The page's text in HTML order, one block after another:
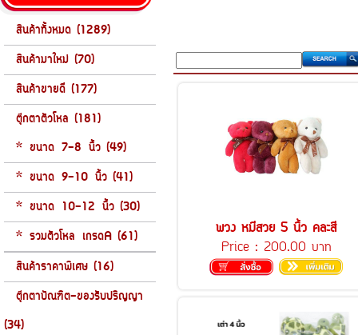
สินค้าทั้งหมด (1289)
สินค้ามาใหม่ (70)
สินค้าขายดี (177)
ตุ๊กตาตัวโหล (181)
* ขนาด 7-8 นิ้ว (49)
* ขนาด 9-10 นิ้ว (41)
* ขนาด 10-12 นิ้ว (30)
* รวมตัวโหล เกรดA (61)
สินค้าราคาพิเศษ (16)
ตุ๊กตาบัณฑิต-ของรับปริญญา
(34)
พวง หมีสวย 5 นิ้ว คละสี
Price : 200.00 บาท